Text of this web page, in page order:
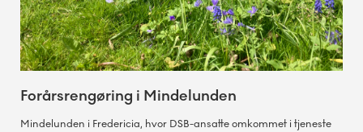
Forårsrengøring i Mindelunden
Mindelunden i Fredericia, hvor DSB-ansatte omkommet i tjeneste